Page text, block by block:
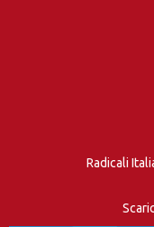
Radicali